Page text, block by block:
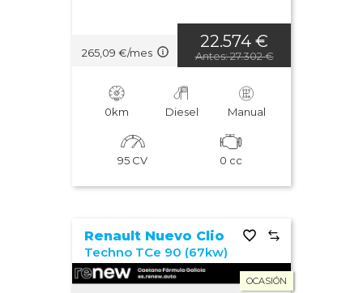
265,09 €/mes
22.574 €
Antes: 27.302 €
0km Diesel Manual
95 CV 0 cc
Renault Nuevo Clio
Techno TCe 90 (67kw)
OCASIÓN